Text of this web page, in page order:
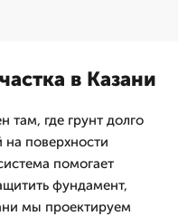
в Казани
там, где грунт долго
поверхности
помогает
фундамент,
мы проектируем